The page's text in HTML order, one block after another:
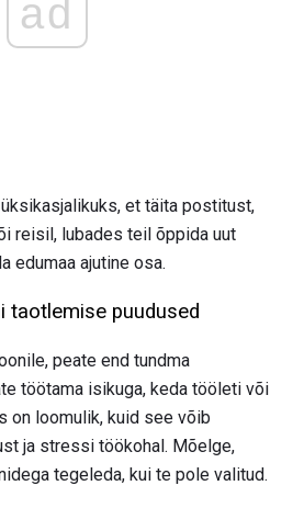
ad
et täita postitust,
reisil, lubades teil õppida uut
edumaa ajutine osa.
taotlemise puudused
peate end tundma
töötama isikuga, keda tööleti või
on loomulik, kuid see võib
ja stressi töökohal. Mõelge,
tegeleda, kui te pole valitud.